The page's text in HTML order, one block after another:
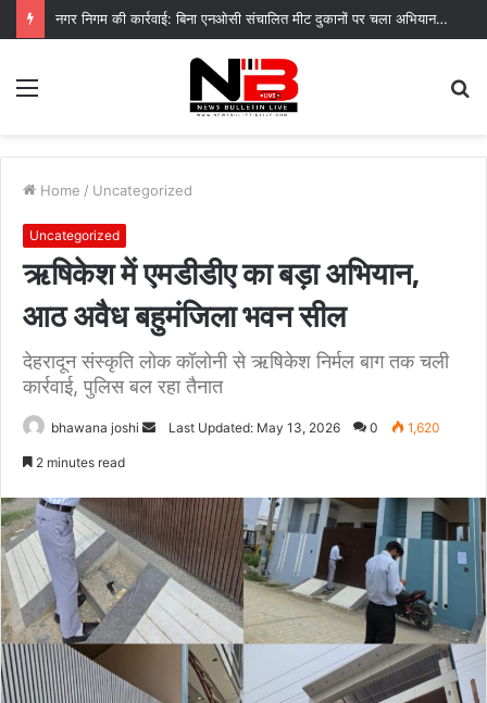
नगर निगम की कार्रवाई: बिना एनओसी संचालित मीट दुकानों पर चला अभियान, 45250 रुपये का चालान
Menu
Home / Uncategorized
Uncategorized
ऋषिकेश में एमडीडीए का बड़ा अभियान,
आठ अवैध बहुमंजिला भवन सील
देहरादून संस्कृति लोक कॉलोनी से ऋषिकेश निर्मल बाग तक चली
कार्रवाई, पुलिस बल रहा तैनात
bhawana joshi
SendLast Updated: May 13, 2026 0 1,620
2 minutes read